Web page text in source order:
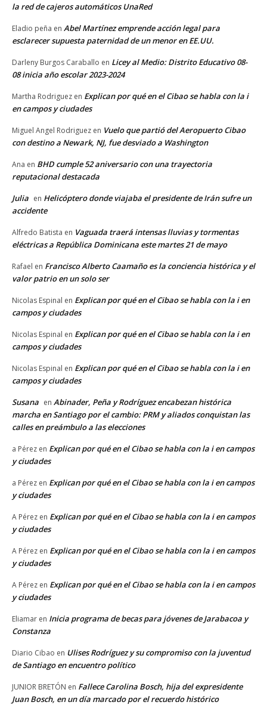
la red de cajeros automáticos UnaRed
Eladio peña en Abel Martínez emprende acción legal para
esclarecer supuesta paternidad de un menor en EE.UU.
Darleny Burgos Caraballo en Licey al Medio: Distrito Educativo 08-
08 inicia año escolar 2023-2024
Martha Rodriguez en Explican por qué en el Cibao se habla con la i
en campos y ciudades
Miguel Angel Rodriguez en Vuelo que partió del Aeropuerto Cibao
con destino a Newark, NJ, fue desviado a Washington
Ana en BHD cumple 52 aniversario con una trayectoria
reputacional destacada
Julia en Helicóptero donde viajaba el presidente de Irán sufre un
accidente
Alfredo Batista en Vaguada traerá intensas lluvias y tormentas
eléctricas a República Dominicana este martes 21 de mayo
Rafael en Francisco Alberto Caamaño es la conciencia histórica y el
valor patrio en un solo ser
Nicolas Espinal en Explican por qué en el Cibao se habla con la i en
campos y ciudades
Nicolas Espinal en Explican por qué en el Cibao se habla con la i en
campos y ciudades
Nicolas Espinal en Explican por qué en el Cibao se habla con la i en
campos y ciudades
Susana en Abinader, Peña y Rodríguez encabezan histórica
marcha en Santiago por el cambio: PRM y aliados conquistan las
calles en preámbulo a las elecciones
a Pérez en Explican por qué en el Cibao se habla con la i en campos
y ciudades
a Pérez en Explican por qué en el Cibao se habla con la i en campos
y ciudades
A Pérez en Explican por qué en el Cibao se habla con la i en campos
y ciudades
A Pérez en Explican por qué en el Cibao se habla con la i en campos
y ciudades
A Pérez en Explican por qué en el Cibao se habla con la i en campos
y ciudades
Eliamar en Inicia programa de becas para jóvenes de Jarabacoa y
Constanza
Diario Cibao en Ulises Rodríguez y su compromiso con la juventud
de Santiago en encuentro político
JUNIOR BRETÓN en Fallece Carolina Bosch, hija del expresidente
Juan Bosch, en un día marcado por el recuerdo histórico